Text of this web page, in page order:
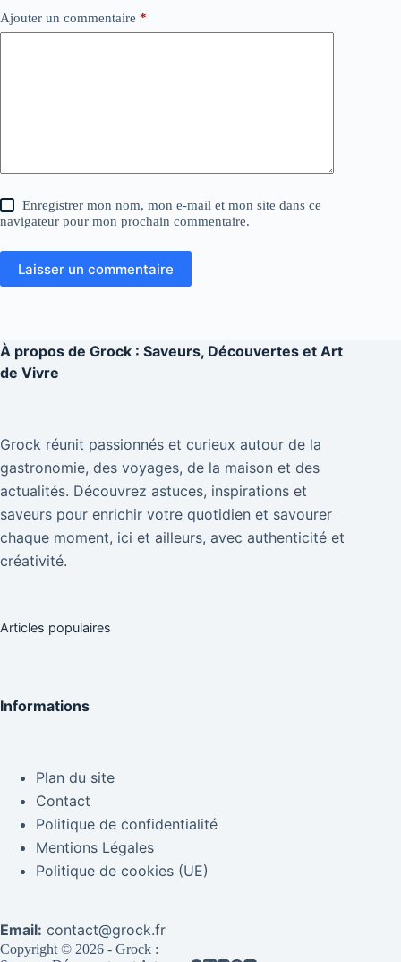
Ajouter un commentaire *
Enregistrer mon nom, mon e-mail et mon site dans ce
navigateur pour mon prochain commentaire.
Laisser un commentaire
À propos de Grock : Saveurs, Découvertes et Art
de Vivre
Grock réunit passionnés et curieux autour de la
gastronomie, des voyages, de la maison et des
actualités. Découvrez astuces, inspirations et
saveurs pour enrichir votre quotidien et savourer
chaque moment, ici et ailleurs, avec authenticité et
créativité.
Articles populaires
Informations
Plan du site
Contact
Politique de confidentialité
Mentions Légales
Politique de cookies (UE)
Email: contact@grock.fr
Copyright © 2026 - Grock :